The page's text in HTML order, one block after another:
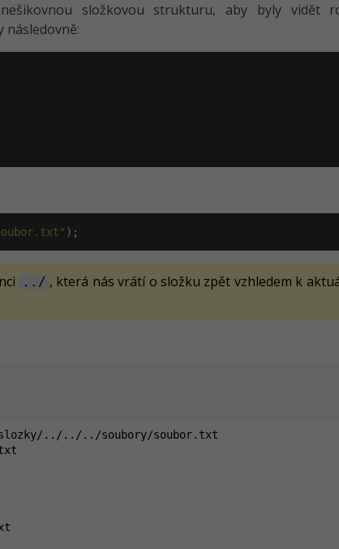
složkovou strukturu, aby byly vidět
následovně:
);
../ , která nás vrátí o složku zpět vzhledem k
slozky/../../../soubory/soubor.txt